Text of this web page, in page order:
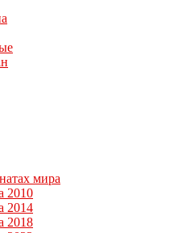
мира
2010
2014
2018